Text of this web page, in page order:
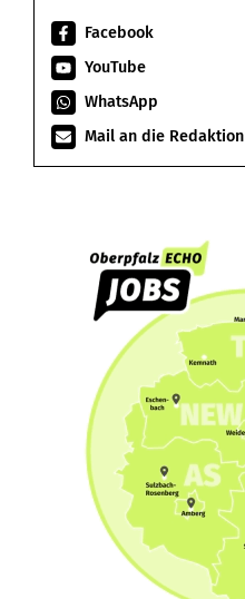
Facebook
YouTube
WhatsApp
Mail an die Redaktion